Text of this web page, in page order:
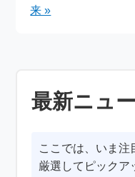
来 »
最新ニュ
ここでは、いま注
厳選してピックア